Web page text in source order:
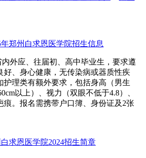
年郑州白求恩医学院招生信息
外应、往届初、高中毕业生，要求遵
好、身心健康，无传染病或器质性疾
护理类有额外要求，包括身高（男生
以上）、视力（双眼不低于4.8）、
痕。报名需携带户口簿、身份证及2张
求恩医学院2024招生简章